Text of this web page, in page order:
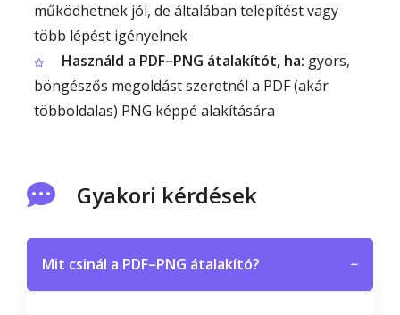
működhetnek jól, de általában telepítést vagy
több lépést igényelnek
Használd a PDF–PNG átalakítót, ha: gyors,
böngészős megoldást szeretnél a PDF (akár
többoldalas) PNG képpé alakítására
Gyakori kérdések
Mit csinál a PDF–PNG átalakító? −